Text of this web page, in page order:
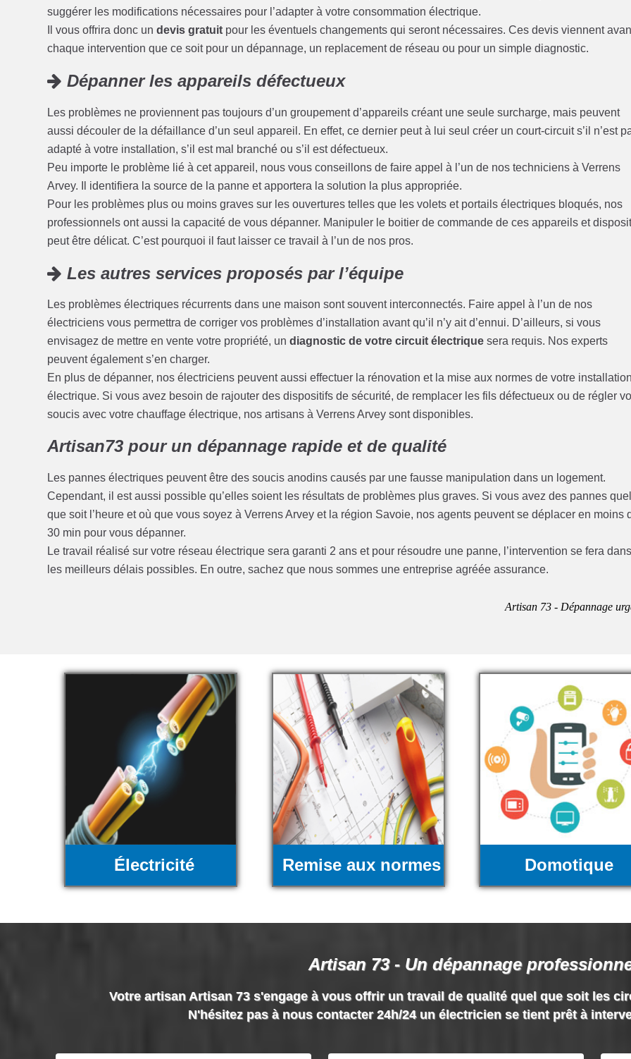
suggérer les modifications nécessaires pour l’adapter à votre consommation électrique.
Il vous offrira donc undevis gratuit pour les éventuels changements qui seront nécessaires. Ces devis viennent
chaque intervention que ce soit pour un dépannage, un replacement de réseau ou pour un simple diagnostic.
Dépanner les appareils défectueux
Les problèmes ne proviennent pas toujours d’un groupement d’appareils créant une seule surcharge, mais peuvent
aussi découler de la défaillance d’un seul appareil. En effet, ce dernier peut à lui seul créer un court-circuit s’il n’est
adapté à votre installation, s’il est mal branché ou s’il est défectueux.
Peu importe le problème lié à cet appareil, nous vous conseillons de faire appel à l’un de nos techniciens à Verrens
Arvey. Il identifiera la source de la panne et apportera la solution la plus appropriée.
Pour les problèmes plus ou moins graves sur les ouvertures telles que les volets et portails électriques bloqués, nos
professionnels ont aussi la capacité de vous dépanner. Manipuler le boitier de commande de ces appareils et
peut être délicat. C’est pourquoi il faut laisser ce travail à l’un de nos pros.
Les autres services proposés par l’équipe
Les problèmes électriques récurrents dans une maison sont souvent interconnectés. Faire appel à l’un de nos
électriciens vous permettra de corriger vos problèmes d’installation avant qu’il n’y ait d’ennui. D’ailleurs, si vous
envisagez de mettre en vente votre propriété, undiagnostic de votre circuit électrique sera requis. Nos experts
peuvent également s’en charger.
En plus de dépanner, nos électriciens peuvent aussi effectuer la rénovation et la mise aux normes de votre installation
électrique. Si vous avez besoin de rajouter des dispositifs de sécurité, de remplacer les fils défectueux ou de régler
soucis avec votre chauffage électrique, nos artisans à Verrens Arvey sont disponibles.
Artisan73 pour un dépannage rapide et de qualité
Les pannes électriques peuvent être des soucis anodins causés par une fausse manipulation dans un logement.
Cependant, il est aussi possible qu’elles soient les résultats de problèmes plus graves. Si vous avez des pannes
que soit l’heure et où que vous soyez à Verrens Arvey et la région Savoie, nos agents peuvent se déplacer en moins
30 min pour vous dépanner.
Le travail réalisé sur votre réseau électrique sera garanti 2 ans et pour résoudre une panne, l’intervention se fera dans
les meilleurs délais possibles. En outre, sachez que nous sommes une entreprise agréée assurance.
Artisan 73 - Dépannage
Électricité Remise aux normes Domotique
Artisan 73 - Un dépannage
Votre artisan Artisan 73 s'engage à vous offrir un travail de qualité quel que soit les
N'hésitez pas à nous contacter 24h/24 un électricien se tient prêt à